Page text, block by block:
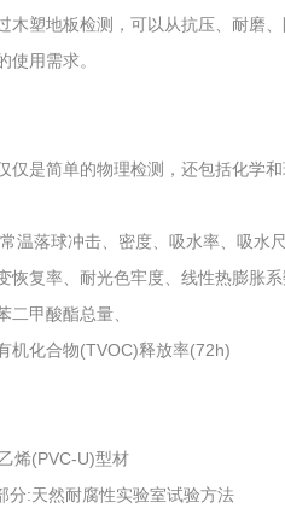
木塑地板检测，可以从抗压、耐磨
用需求。
仅是简单的物理检测，还包括化学
温落球冲击、密度、吸水率、吸水
恢复率、耐光色牢度、线性热膨胀
甲酸酯总量、
机化合物(TVOC)释放率(72h)
烯(PVC-U)型材
:天然耐腐性实验室试验方法